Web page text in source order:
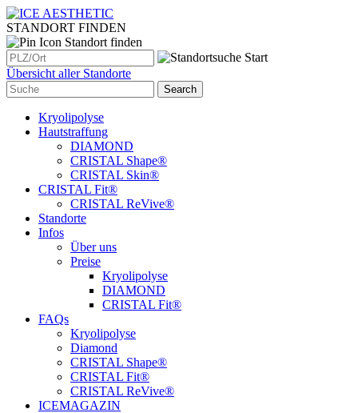
STANDORT FINDEN
Standort finden
Übersicht aller Standorte
Kryolipolyse
Hautstraffung
DIAMOND
CRISTAL Shape®
CRISTAL Skin®
CRISTAL Fit®
CRISTAL ReVive®
Standorte
Infos
Über uns
Preise
Kryolipolyse
DIAMOND
CRISTAL Fit®
FAQs
Kryolipolyse
Diamond
CRISTAL Shape®
CRISTAL Fit®
CRISTAL ReVive®
ICEMAGAZIN